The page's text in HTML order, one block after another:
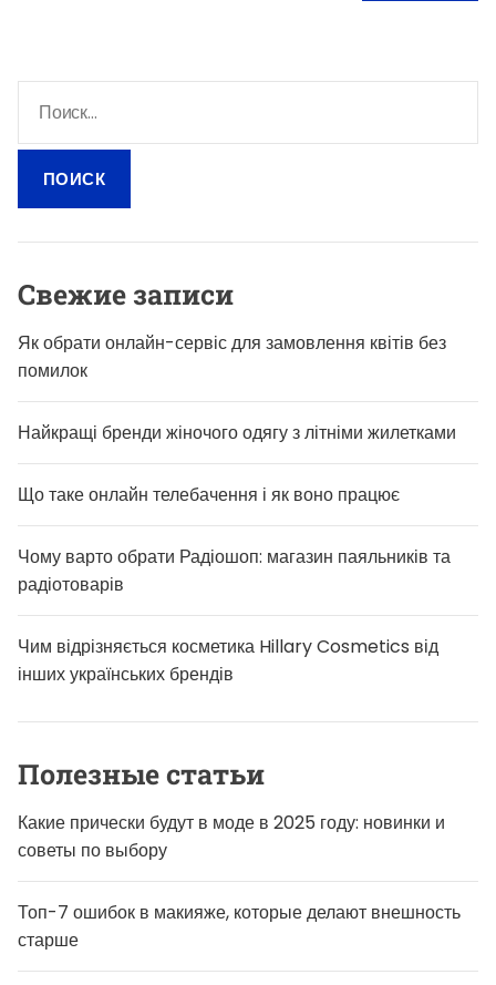
й
и
Свежие записи
Як обрати онлайн-сервіс для замовлення квітів без
помилок
Найкращі бренди жіночого одягу з літніми жилетками
Що таке онлайн телебачення і як воно працює
Чому варто обрати Радіошоп: магазин паяльників та
радіотоварів
Чим відрізняється косметика Hillary Cosmetics від
інших українських брендів
Полезные статьи
Какие прически будут в моде в 2025 году: новинки и
советы по выбору
Топ-7 ошибок в макияже, которые делают внешность
старше